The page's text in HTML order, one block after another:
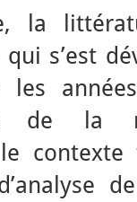
la
s’est
les
de la
contexte
d’analyse